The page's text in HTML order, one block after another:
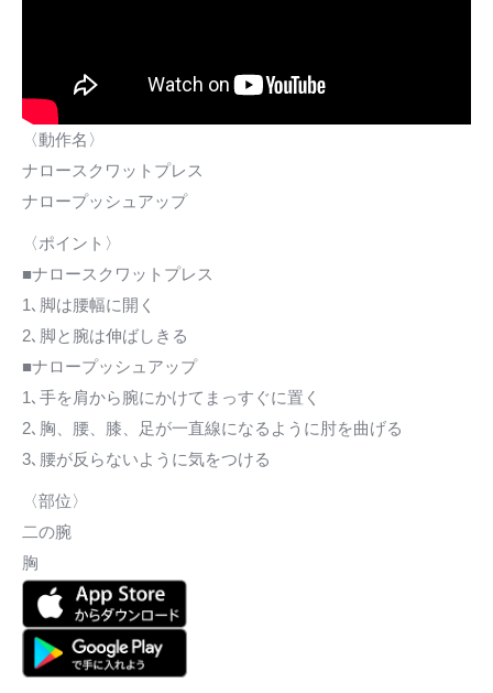
〈動作名〉
ナロースクワットプレス
ナロープッシュアップ
〈ポイント〉
■ナロースクワットプレス
1､脚は腰幅に開く
2､脚と腕は伸ばしきる
■ナロープッシュアップ
1､手を肩から腕にかけてまっすぐに置く
2､胸、腰、膝、足が一直線になるように肘を曲げる
3､腰が反らないように気をつける
〈部位〉
二の腕
胸